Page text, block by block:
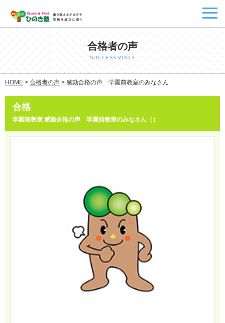
合格者の声
SUCCESS VOICE
HOME > 合格者の声 > 感動合格の声 学園前教室のみなさん
合格
学園前教室 感動合格の声 学園前教室のみなさん（）